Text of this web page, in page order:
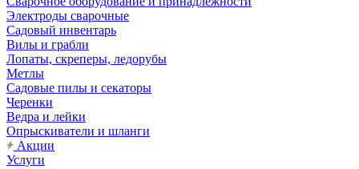
Электроды сварочные
Садовый инвентарь
Вилы и грабли
Лопаты, скреперы, ледорубы
Метлы
Садовые пилы и секаторы
Черенки
Ведра и лейки
Опрыскиватели и шланги
Акции
Услуги